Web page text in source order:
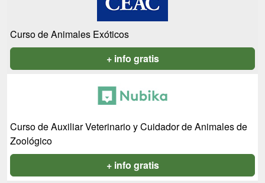
Curso de Animales Exóticos
+ info gratis
Curso de Auxiliar Veterinario y Cuidador de Animales de
Zoológico
+ info gratis